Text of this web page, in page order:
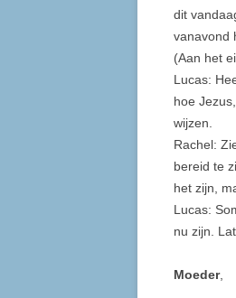
dit
vanavond
(Aan het
Lucas:
hoe
wijzen.
Rachel:
bereid te
het zijn,
Lucas:
nu zijn.
Moeder,